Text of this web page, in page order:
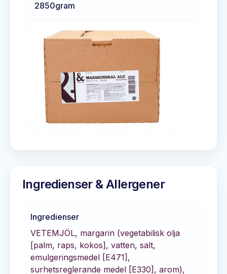
2850gram
Ingredienser & Allergener
Ingredienser
VETEMJÖL, margarin (vegetabilisk olja
[palm, raps, kokos], vatten, salt,
emulgeringsmedel [E471],
surhetsreglerande medel [E330], arom),